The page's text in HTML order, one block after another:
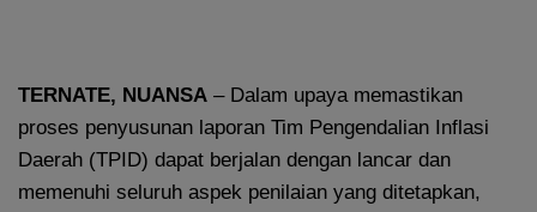
TERNATE, NUANSA – Dalam upaya memastikan
proses penyusunan laporan Tim Pengendalian Inflasi
Daerah (TPID) dapat berjalan dengan lancar dan
memenuhi seluruh aspek penilaian yang ditetapkan,